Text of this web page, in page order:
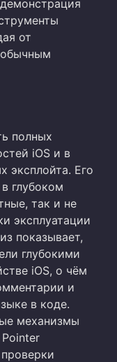
от
обычным
полных
iOS и в
эксплойта. Его
глубоком
так и не
эксплуатации
показывает,
глубокими
iOS, о чём
и
в коде.
механизмы